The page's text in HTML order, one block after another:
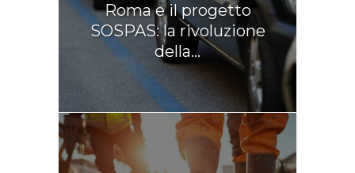
Roma e il progetto
SOSPAS: la rivoluzione
della...